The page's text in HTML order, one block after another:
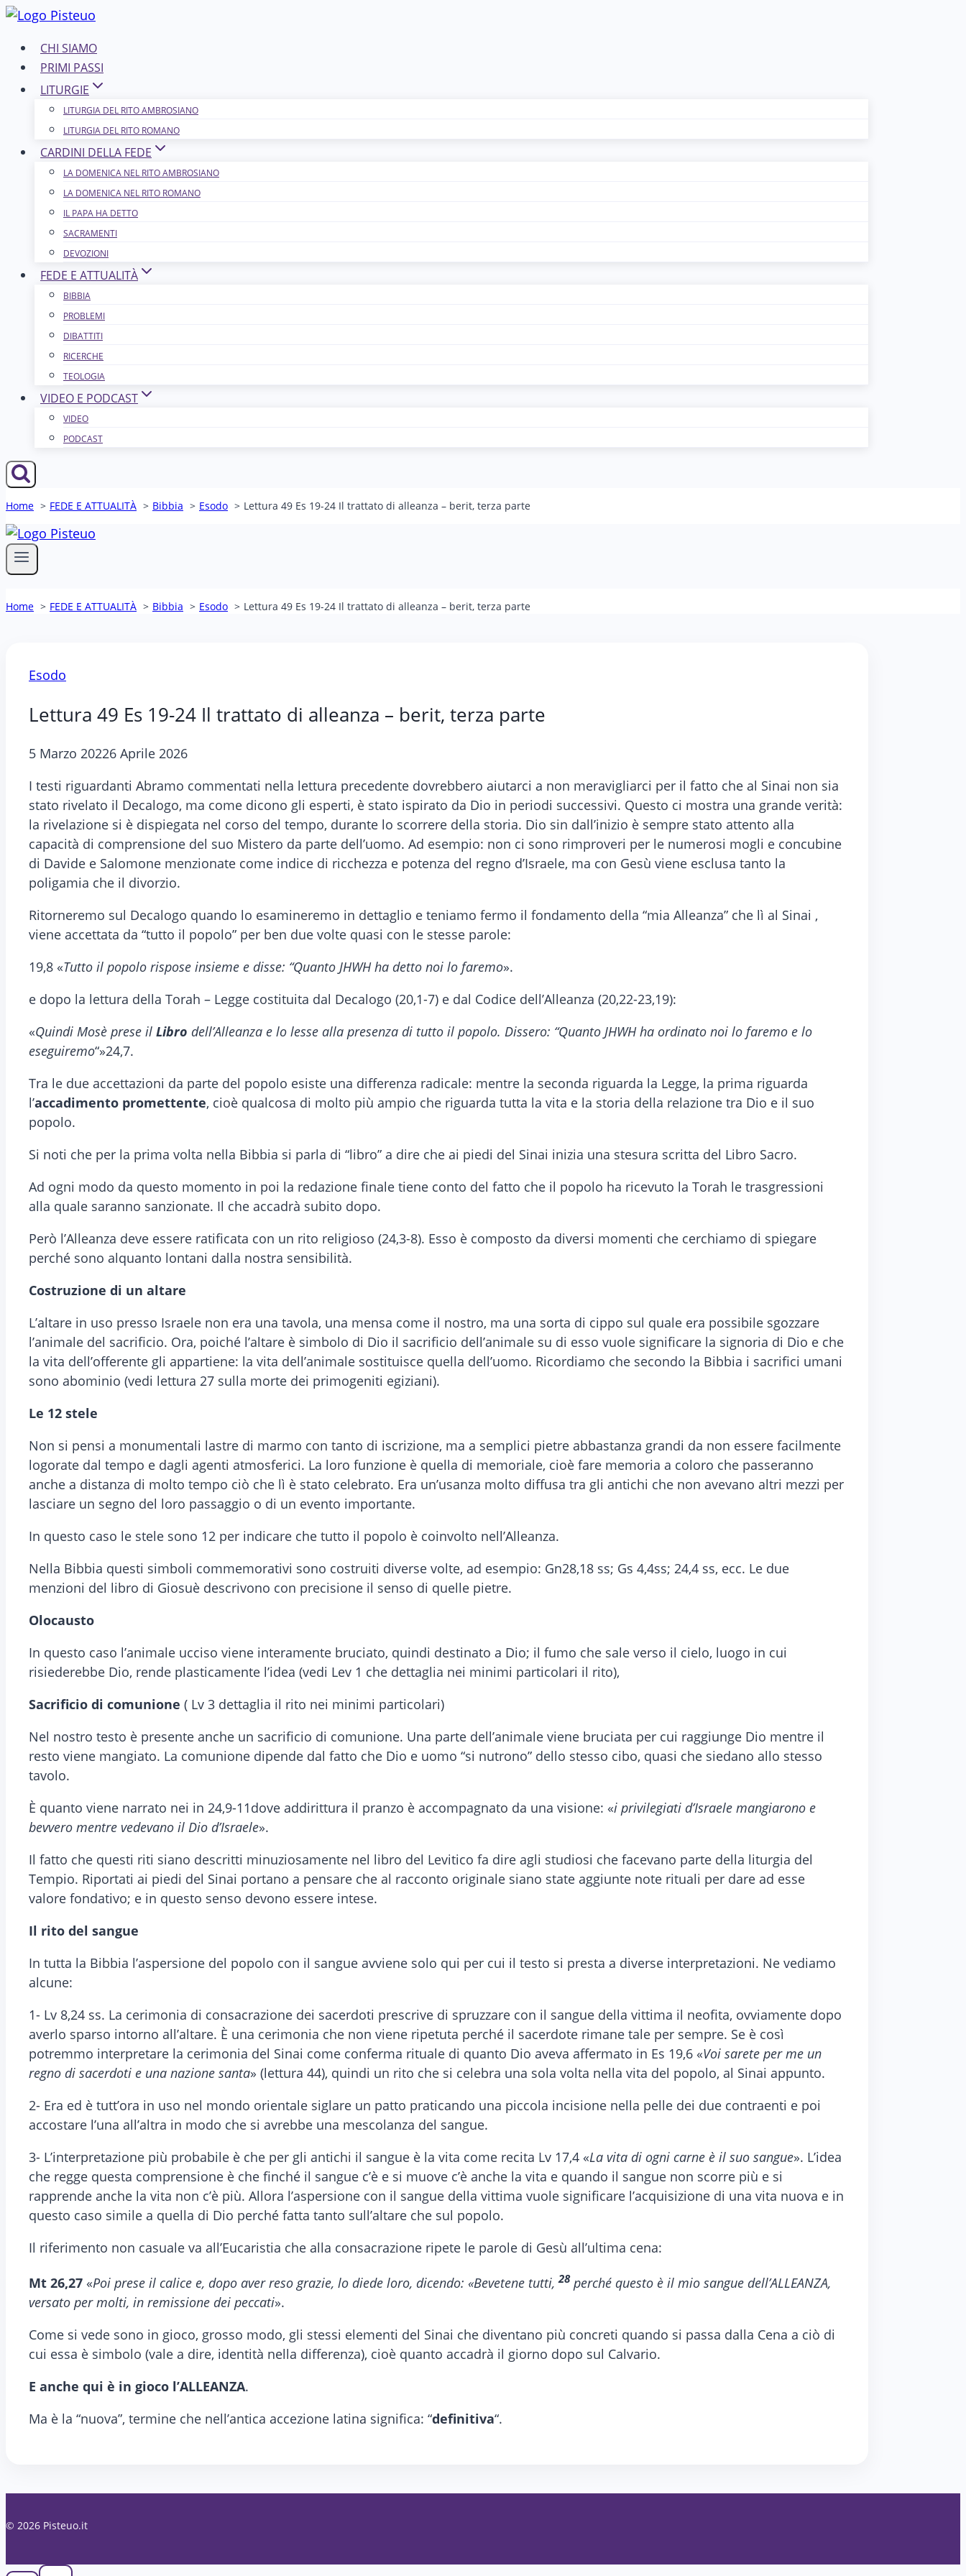
Salta
contenutoCHI SIAMO
PRIMI PASSI
LITURGIE
LITURGIA DEL RITO AMBROSIANO
LITURGIA DEL RITO ROMANO
CARDINI DELLA FEDE
LA DOMENICA NEL R​​​​​​ITO AMBROSIANO
LA DOMENICA NEL RITO ROMANO
IL PAPA HA DETTO
SACRAMENTI
DEVOZIONI
FEDE E ATTUALITÀ
BIBBIA
PROBLEMI
DIBATTITI
RICERCHE
TEOLOGIA
VIDEO E PODCAST
VIDEO
PODCAST
Home FEDE E ATTUALITÀ Bibbia Esodo Lettura 49 Es 19-24 Il trattato di alleanza – berit, terza parte
Home FEDE E ATTUALITÀ Bibbia Esodo Lettura 49 Es 19-24 Il trattato di alleanza – berit, terza parte
Esodo
Lettura 49 Es 19-24 Il trattato di alleanza – berit, terza parte
5 Marzo 20226 Aprile 2026
I testi riguardanti Abramo commentati nella lettura precedente dovrebbero aiutarci a non meravigliarci per il fatto che al Sinai non sia
stato rivelato il Decalogo, ma come dicono gli esperti, è stato ispirato da Dio in periodi successivi. Questo ci mostra una grande verità:
la rivelazione si è dispiegata nel corso del tempo, durante lo scorrere della storia. Dio sin dall’inizio è sempre stato attento alla
capacità di comprensione del suo Mistero da parte dell’uomo. Ad esempio: non ci sono rimproveri per le numerosi mogli e concubine
di Davide e Salomone menzionate come indice di ricchezza e potenza del regno d’Israele, ma con Gesù viene esclusa tanto la
poligamia che il divorzio.
Ritorneremo sul Decalogo quando lo esamineremo in dettaglio e teniamo fermo il fondamento della “mia Alleanza” che lì al Sinai ,
viene accettata da “tutto il popolo” per ben due volte quasi con le stesse parole:
19,8 «Tutto il popolo rispose insieme e disse: “Quanto JHWH ha detto noi lo faremo».
e dopo la lettura della Torah – Legge costituita dal Decalogo (20,1-7) e dal Codice dell’Alleanza (20,22-23,19):
«Quindi Mosè prese il Libro dell’Alleanza e lo lesse alla presenza di tutto il popolo. Dissero: “Quanto JHWH ha ordinato noi lo faremo e lo
eseguiremo“»24,7.
Tra le due accettazioni da parte del popolo esiste una differenza radicale: mentre la seconda riguarda la Legge, la prima riguarda
l’accadimento promettente, cioè qualcosa di molto più ampio che riguarda tutta la vita e la storia della relazione tra Dio e il suo
popolo.
Si noti che per la prima volta nella Bibbia si parla di “libro” a dire che ai piedi del Sinai inizia una stesura scritta del Libro Sacro.
Ad ogni modo da questo momento in poi la redazione finale tiene conto del fatto che il popolo ha ricevuto la Torah le trasgressioni
alla quale saranno sanzionate. Il che accadrà subito dopo.
Però l’Alleanza deve essere ratificata con un rito religioso (24,3-8). Esso è composto da diversi momenti che cerchiamo di spiegare
perché sono alquanto lontani dalla nostra sensibilità.
Costruzione di un altare
L’altare in uso presso Israele non era una tavola, una mensa come il nostro, ma una sorta di cippo sul quale era possibile sgozzare
l’animale del sacrificio. Ora, poiché l’altare è simbolo di Dio il sacrificio dell’animale su di esso vuole significare la signoria di Dio e che
la vita dell’offerente gli appartiene: la vita dell’animale sostituisce quella dell’uomo. Ricordiamo che secondo la Bibbia i sacrifici umani
sono abominio (vedi lettura 27 sulla morte dei primogeniti egiziani).
Le 12 stele
Non si pensi a monumentali lastre di marmo con tanto di iscrizione, ma a semplici pietre abbastanza grandi da non essere facilmente
logorate dal tempo e dagli agenti atmosferici. La loro funzione è quella di memoriale, cioè fare memoria a coloro che passeranno
anche a distanza di molto tempo ciò che lì è stato celebrato. Era un’usanza molto diffusa tra gli antichi che non avevano altri mezzi per
lasciare un segno del loro passaggio o di un evento importante.
In questo caso le stele sono 12 per indicare che tutto il popolo è coinvolto nell’Alleanza.
Nella Bibbia questi simboli commemorativi sono costruiti diverse volte, ad esempio: Gn28,18 ss; Gs 4,4ss; 24,4 ss, ecc. Le due
menzioni del libro di Giosuè descrivono con precisione il senso di quelle pietre.
Olocausto
In questo caso l’animale ucciso viene interamente bruciato, quindi destinato a Dio; il fumo che sale verso il cielo, luogo in cui
risiederebbe Dio, rende plasticamente l’idea (vedi Lev 1 che dettaglia nei minimi particolari il rito),
Sacrificio di comunione ( Lv 3 dettaglia il rito nei minimi particolari)
Nel nostro testo è presente anche un sacrificio di comunione. Una parte dell’animale viene bruciata per cui raggiunge Dio mentre il
resto viene mangiato. La comunione dipende dal fatto che Dio e uomo “si nutrono” dello stesso cibo, quasi che siedano allo stesso
tavolo.
È quanto viene narrato nei in 24,9-11dove addirittura il pranzo è accompagnato da una visione: «i privilegiati d’Israele mangiarono e
bevvero mentre vedevano il Dio d’Israele».
Il fatto che questi riti siano descritti minuziosamente nel libro del Levitico fa dire agli studiosi che facevano parte della liturgia del
Tempio. Riportati ai piedi del Sinai portano a pensare che al racconto originale siano state aggiunte note rituali per dare ad esse
valore fondativo; e in questo senso devono essere intese.
Il rito del sangue
In tutta la Bibbia l’aspersione del popolo con il sangue avviene solo qui per cui il testo si presta a diverse interpretazioni. Ne vediamo
alcune:
1- Lv 8,24 ss. La cerimonia di consacrazione dei sacerdoti prescrive di spruzzare con il sangue della vittima il neofita, ovviamente dopo
averlo sparso intorno all’altare. È una cerimonia che non viene ripetuta perché il sacerdote rimane tale per sempre. Se è così
potremmo interpretare la cerimonia del Sinai come conferma rituale di quanto Dio aveva affermato in Es 19,6 «Voi sarete per me un
regno di sacerdoti e una nazione santa» (lettura 44), quindi un rito che si celebra una sola volta nella vita del popolo, al Sinai appunto.
2- Era ed è tutt’ora in uso nel mondo orientale siglare un patto praticando una piccola incisione nella pelle dei due contraenti e poi
accostare l’una all’altra in modo che si avrebbe una mescolanza del sangue.
3- L’interpretazione più probabile è che per gli antichi il sangue è la vita come recita Lv 17,4 «La vita di ogni carne è il suo sangue». L’idea
che regge questa comprensione è che finché il sangue c’è e si muove c’è anche la vita e quando il sangue non scorre più e si
rapprende anche la vita non c’è più. Allora l’aspersione con il sangue della vittima vuole significare l’acquisizione di una vita nuova e in
questo caso simile a quella di Dio perché fatta tanto sull’altare che sul popolo.
Il riferimento non casuale va all’Eucaristia che alla consacrazione ripete le parole di Gesù all’ultima cena:
Mt 26,27 «Poi prese il calice e, dopo aver reso grazie, lo diede loro, dicendo: «Bevetene tutti,28perché questo è il mio sangue dell’ALLEANZA,
versato per molti, in remissione dei peccati».
Come si vede sono in gioco, grosso modo, gli stessi elementi del Sinai che diventano più concreti quando si passa dalla Cena a ciò di
cui essa è simbolo (vale a dire, identità nella differenza), cioè quanto accadrà il giorno dopo sul Calvario.
E anche qui è in gioco l’ALLEANZA.
Ma è la “nuova”, termine che nell’antica accezione latina significa: “definitiva“.
© 2026 Pisteuo.it